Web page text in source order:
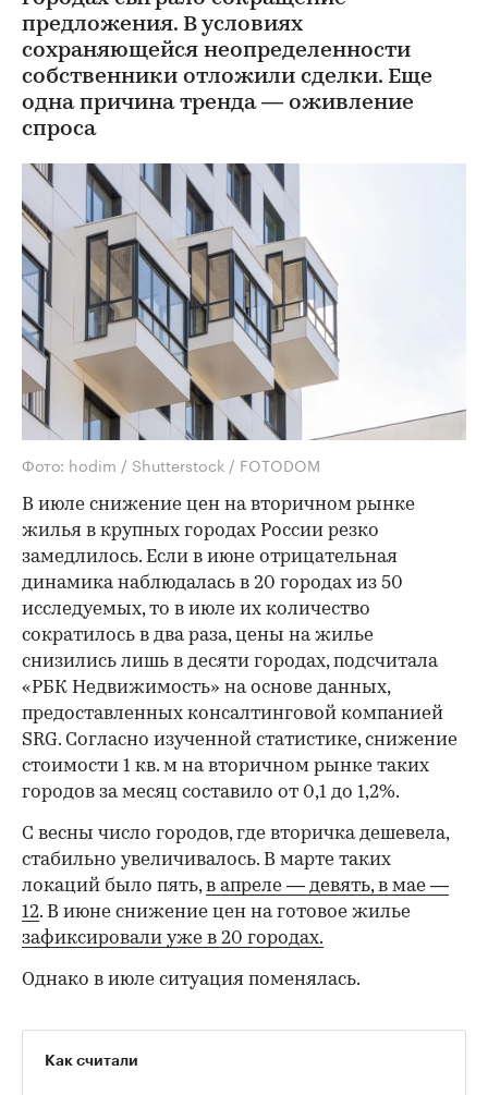
предложения. В условиях
сохраняющейся неопределенности
собственники отложили сделки. Еще
одна причина тренда — оживление
спроса
Фото: hodim / Shutterstock / FOTODOM
В июле снижение цен на вторичном рынке
жилья в крупных городах России резко
замедлилось. Если в июне отрицательная
динамика наблюдалась в 20 городах из 50
исследуемых, то в июле их количество
сократилось в два раза, цены на жилье
снизились лишь в десяти городах, подсчитала
«РБК Недвижимость» на основе данных,
предоставленных консалтинговой компанией
SRG. Согласно изученной статистике, снижение
стоимости 1 кв. м на вторичном рынке таких
городов за месяц составило от 0,1 до 1,2%.
С весны число городов, где вторичка дешевела,
стабильно увеличивалось. В марте таких
локаций было пять,в апреле — девять,в мае —
12. В июне снижение цен на готовое жилье
зафиксировали уже в 20 городах.
Однако в июле ситуация поменялась.
Как считали